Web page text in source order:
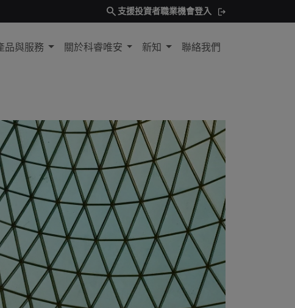
search 支援投資者職業機會登入
品與服務 關於科睿唯安 新知 聯絡我們